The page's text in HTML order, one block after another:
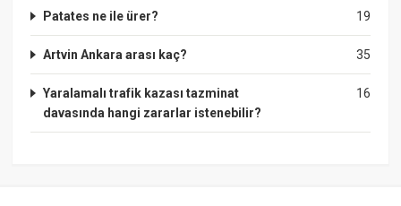
19
Patates ne ile ürer?
35
Artvin Ankara arası kaç?
16
Yaralamalı trafik kazası tazminat
davasında hangi zararlar istenebilir?